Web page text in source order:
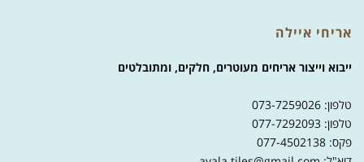
אריחי איילה
ייבוא וייצור אריחים מעוטרים, חלקים, ומתובלטים
טלפון: 073-7259026
טלפון: 077-7292093
פקס: 077-4502138